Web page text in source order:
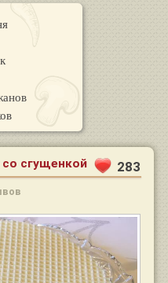
со сгущенкой 283